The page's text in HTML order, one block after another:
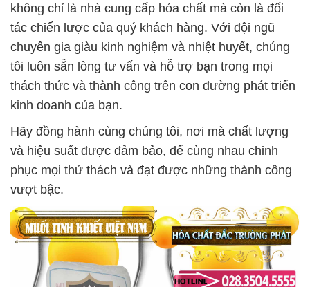
không chỉ là nhà cung cấp hóa chất mà còn là đối
tác chiến lược của quý khách hàng. Với đội ngũ
chuyên gia giàu kinh nghiệm và nhiệt huyết, chúng
tôi luôn sẵn lòng tư vấn và hỗ trợ bạn trong mọi
thách thức và thành công trên con đường phát triển
kinh doanh của bạn.
Hãy đồng hành cùng chúng tôi, nơi mà chất lượng
và hiệu suất được đảm bảo, để cùng nhau chinh
phục mọi thử thách và đạt được những thành công
vượt bậc.